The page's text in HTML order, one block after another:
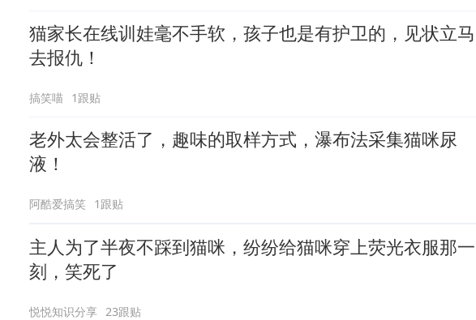
猫家长在线训娃毫不手软，孩子也是有护卫的，见状立马
去报仇！
搞笑喵 1跟贴
老外太会整活了，趣味的取样方式，瀑布法采集猫咪尿
液！
阿酷爱搞笑 1跟贴
主人为了半夜不踩到猫咪，纷纷给猫咪穿上荧光衣服那一
刻，笑死了
悦悦知识分享 23跟贴